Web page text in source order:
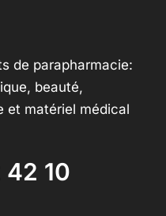
de parapharmacie:
beauté,
et matériel médical
42 10